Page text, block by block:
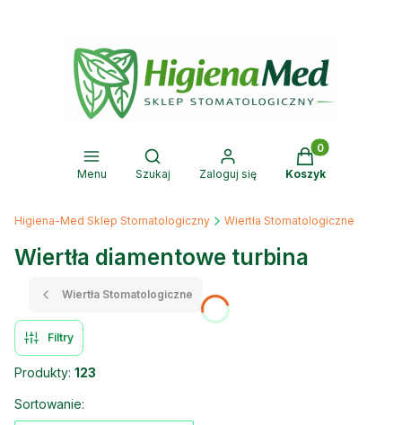
Menu
Otwórz wyszukiwarkę
Szukaj Zaloguj się
Produkty w
Koszyk
Higiena-Med Sklep Stomatologiczny Wiertła Stomatologiczne
Wiertła diamentowe turbina
Wiertła Stomatologiczne
Filtry
Produkty: 123
Lista produktów
Sortowanie: